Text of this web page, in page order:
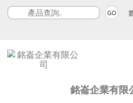
GO
銘崙企業有限